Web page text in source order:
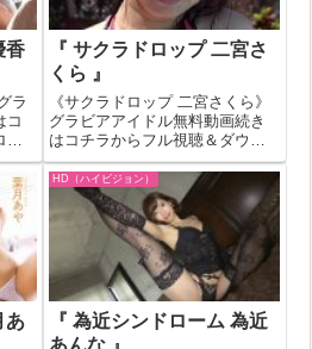
香
ラ
コ
ー
小
グ
！
見
場
『 サクラドロップ 二宮さ
くら 』
《サクラドロップ 二宮さくら》
グラビアアイドル無料動画続き
はコチラからフル視聴＆ダウン
ロードはコチラへ『サクラドロ
ップ 二宮さくら』の作品IDが
269532のグラビアアイドル無料
動画紹介！一部作品はお試し無
料動画が見れない場合もありま
す。そ...
あ
HD（ハイビジョン）
『 為近シンドローム 為近
あんな 』